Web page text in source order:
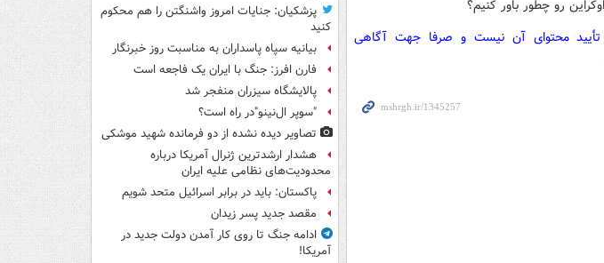
تأیید محتوای آن نیست و صرفا جهت آگاهی
پزشکیان: جنایات امروز واشنگتن را هم محکوم
کنید
بیانیه سپاه پاسداران به مناسبت روز خبرنگار
فارن افرز: جنگ با ایران یک فاجعه است
پالایشگاه سیزران منفجر شد
"سوپر ال‌نینو"در راه است؟
تصاویر دیده‌ نشده از دو فرمانده شهید موشکی
هشدار ارشدترین ژنرال آمریکا درباره
محدودیت‌های نظامی علیه ایران
پاکستان: باید در برابر اسرائیل متحد شویم
مقصد جدید پسر زیدان
ادامه جنگ تا روی کار آمدن دولت جدید در
آمریکا!